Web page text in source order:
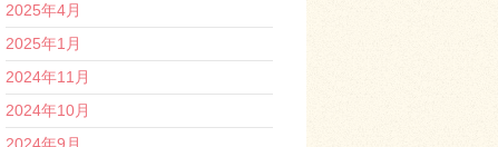
2025年4月
2025年1月
2024年11月
2024年10月